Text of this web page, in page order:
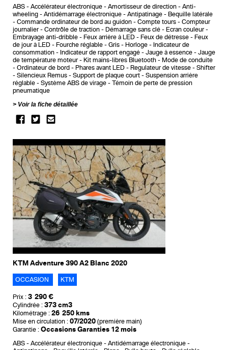
ABS Accélérateur électronique Amortisseur de direction
Anti-
wheeling
Antidémarrage électronique Antipatinage
Bequille latérale
Commande ordinateur de bord au guidon
Compte tours
Compteur
journalier
Contrôle de traction Démarrage sans clé
Ecran couleur
Embrayage anti-dribble
Feux arrière à LED Feux de détresse
Feux
de jour à LED
Fourche réglable Gris Horloge
Indicateur de
consommation
Indicateur de rapport engagé Jauge à essence
Jauge
de température moteur
Kit mains-libres Bluetooth
Mode de conduite
Ordinateur de bord
Phares avant LED Regulateur de vitesse
Shifter
Silencieux Remus
Support de plaque court
Suspension arrière
réglable
Système ABS de virage
Témoin de perte de pression
pneumatique
Voir la fiche détaillée
KTM Adventure 390 A2 Blanc 2020
OCCASION KTM
Prix : 3 290 €
Cylindrée : 373 cm3
Kilométrage : 26 250 kms
Mise en circulation : 07/2020 (première main)
Garantie : Occasions Garanties 12 mois
ABS Accélérateur électronique
Antidémarrage électronique